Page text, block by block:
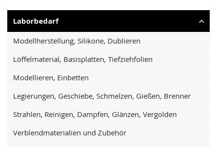
Laborbedarf
Modellherstellung, Silikone, Dublieren
Löffelmaterial, Basisplatten, Tiefziehfolien
Modellieren, Einbetten
Legierungen, Geschiebe, Schmelzen, Gießen, Brenner
Strahlen, Reinigen, Dampfen, Glänzen, Vergolden
Verblendmaterialien und Zubehör